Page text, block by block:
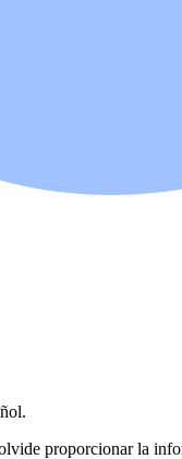
proporcionar la